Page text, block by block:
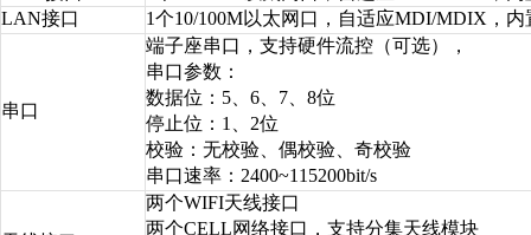
LAN接口
1个10/100M以太网口，自适应MDI/MDIX，
串口
端子座串口，支持硬件流控（可选），
串口参数：
数据位：5、6、7、8位
停止位：1、2位
校验：无校验、偶校验、奇校验
串口速率：2400~115200bit/s
两个WIFI天线接口
两个CELL网络接口，支持分集天线模块